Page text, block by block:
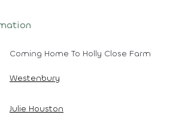
Coming Home To Holly Close Farm
Westenbury
Julie Houston